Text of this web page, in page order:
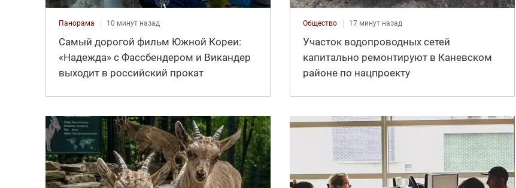
Панорама 10 минут назад
Самый дорогой фильм Южной Кореи:
«Надежда» с Фассбендером и Викандер
выходит в российский прокат
Общество 17 минут назад
Участок водопроводных сетей
капитально ремонтируют в Каневском
районе по нацпроекту